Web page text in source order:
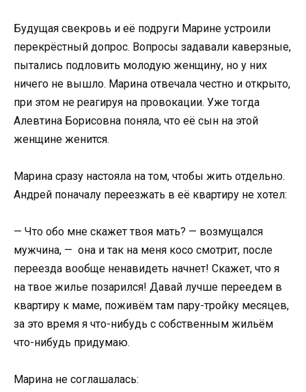
Будущая свекровь и её подруги Марине устроили
перекрёстный допрос. Вопросы задавали каверзные,
пытались подловить молодую женщину, но у них
ничего не вышло. Марина отвечала честно и открыто,
при этом не реагируя на провокации. Уже тогда
Алевтина Борисовна поняла, что её сын на этой
женщине женится.
Марина сразу настояла на том, чтобы жить отдельно.
Андрей поначалу переезжать в её квартиру не хотел:
— Что обо мне скажет твоя мать? — возмущался
мужчина, — она и так на меня косо смотрит, после
переезда вообще ненавидеть начнет! Скажет, что я
на твое жилье позарился! Давай лучше переедем в
квартиру к маме, поживём там пару-тройку месяцев,
за это время я что-нибудь с собственным жильём
что-нибудь придумаю.
Марина не соглашалась: